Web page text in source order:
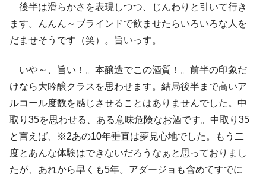
後半は滑らかさを表現しつつ、じんわりと引いて行き
ます。んんん～ブラインドで飲ませたらいろいろな人を
だませそうです（笑）。旨いっす。
いや～、旨い！。本醸造でこの酒質！。前半の印象だ
けなら大吟醸クラスを思わせます。結局後半まで高いア
ルコール度数を感じさせることはありませんでした。中
取り35を思わせる、ある意味危険なお酒です。中取り35
と言えば、※2あの10年垂直は夢見心地でした。もう二
度とあんな体験はできないだろうなぁと思っておりまし
たが、あれから早くも5年。アダージョも含めてすでに